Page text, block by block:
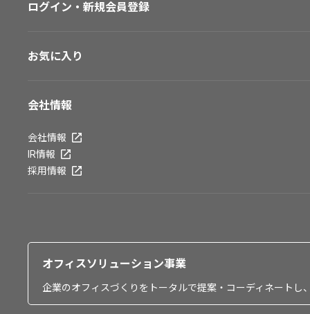
ログイン・新規会員登録
お気に入り
会社情報
会社情報
IR情報
採用情報
オフィスソリューション事業
企業のオフィスづくりをトータルで提案・コーディネート